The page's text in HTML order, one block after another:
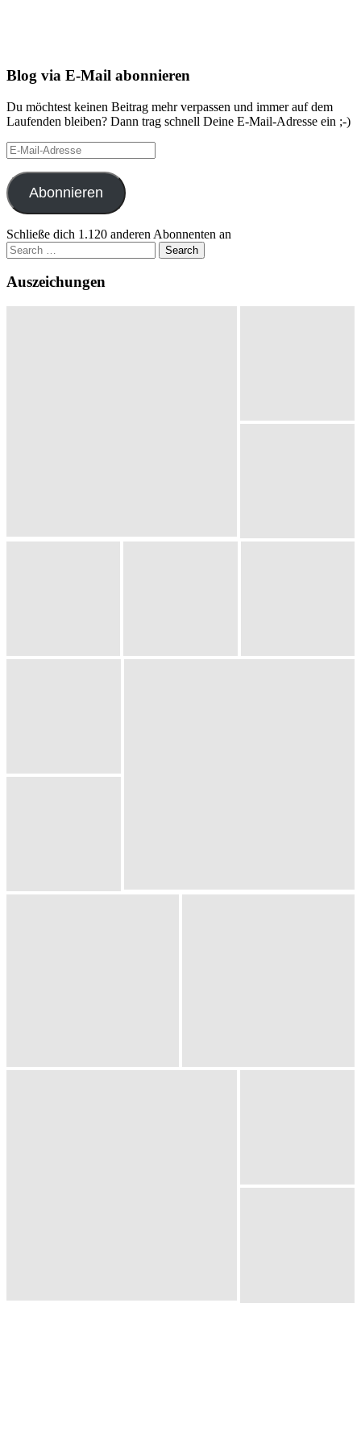
Blog via E-Mail abonnieren
Du möchtest keinen Beitrag mehr verpassen und immer auf dem
Laufenden bleiben? Dann trag schnell Deine E-Mail-Adresse ein ;-)
E-
Mail-
Adresse
Abonnieren
Schließe dich 1.120 anderen Abonnenten an
Search
for:
Auszeichungen